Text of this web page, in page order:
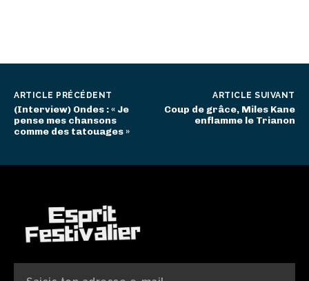
ARTICLE PRÉCÉDENT
(Interview) Ondes : « Je
pense mes chansons
comme des tatouages »
ARTICLE SUIVANT
Coup de grâce, Miles Kane
enflamme le Trianon